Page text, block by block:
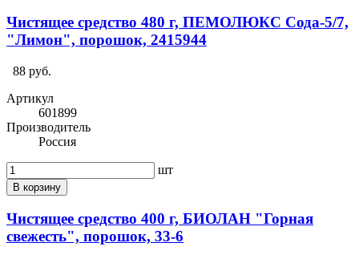
Чистящее средство 480 г, ПЕМОЛЮКС Сода-5/7,
"Лимон", порошок, 2415944
88 руб.
Артикул
601899
Производитель
Россия
шт
В корзину
Чистящее средство 400 г, БИОЛАН "Горная
свежесть", порошок, 33-6